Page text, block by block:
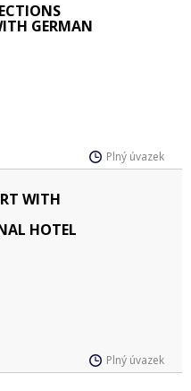
GERMAN
Plný úvazek
WITH
HOTEL
Plný úvazek